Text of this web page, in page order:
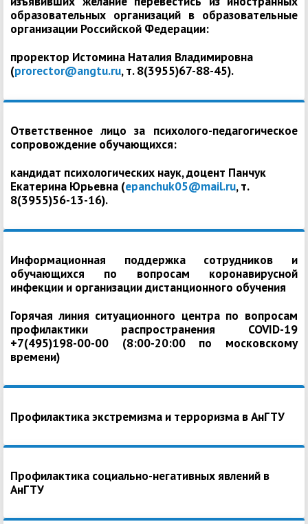
образовательных организаций в образовательные
организации Российской Федерации:
проректор Истомина Наталия Владимировна
(prorector@angtu.ru, т. 8(3955)67-88-45).
Ответственное лицо за психолого-педагогическое
сопровождение обучающихся:
кандидат психологических наук, доцент Панчук
Екатерина Юрьевна (epanchuk05@mail.ru, т.
8(3955)56-13-16).
Информационная поддержка сотрудников и
обучающихся по вопросам коронавирусной
инфекции и организации дистанционного обучения
Горячая линия ситуационного центра по вопросам
профилактики распространения COVID-19
+7(495)198-00-00 (8:00-20:00 по московскому
времени)
Профилактика экстремизма и терроризма в АнГТУ
Профилактика социально-негативных явлений в
АнГТУ